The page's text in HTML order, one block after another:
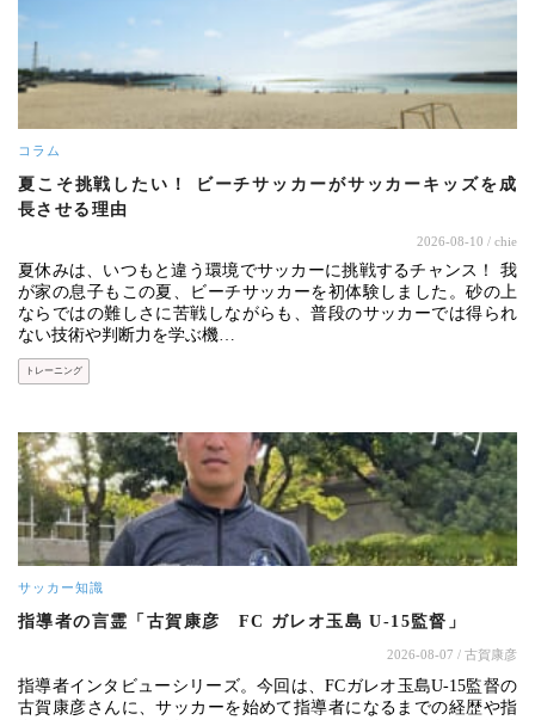
コラム
夏こそ挑戦したい！ ビーチサッカーがサッカーキッズを成
長させる理由
2026-08-10 / chie
夏休みは、いつもと違う環境でサッカーに挑戦するチャンス！ 我
が家の息子もこの夏、ビーチサッカーを初体験しました。砂の上
ならではの難しさに苦戦しながらも、普段のサッカーでは得られ
ない技術や判断力を学ぶ機…
トレーニング
サッカー知識
指導者の言霊「古賀康彦 FC ガレオ玉島 U-15監督」
2026-08-07 / 古賀康彦
指導者インタビューシリーズ。今回は、FCガレオ玉島U-15監督の
古賀康彦さんに、サッカーを始めて指導者になるまでの経歴や指